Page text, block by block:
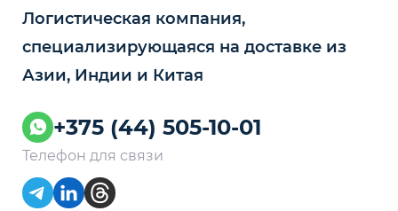
Логистическая компания,
специализирующаяся на доставке из
Азии, Индии и Китая
+375 (44) 505-10-01
Телефон для связи